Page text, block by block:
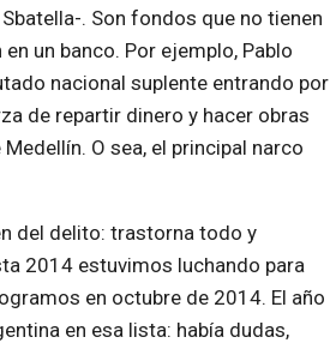
. Son fondos que no tienen
un banco. Por ejemplo, Pablo
nacional suplente entrando por
de repartir dinero y hacer obras
O sea, el principal narco
del delito: trastorna todo y
2014 estuvimos luchando para
en octubre de 2014. El año
en esa lista: había dudas,